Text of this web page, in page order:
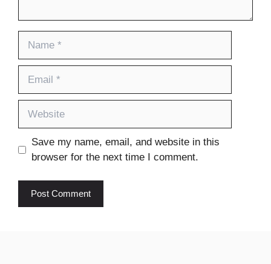
Save my name, email, and website in this
browser for the next time I comment.